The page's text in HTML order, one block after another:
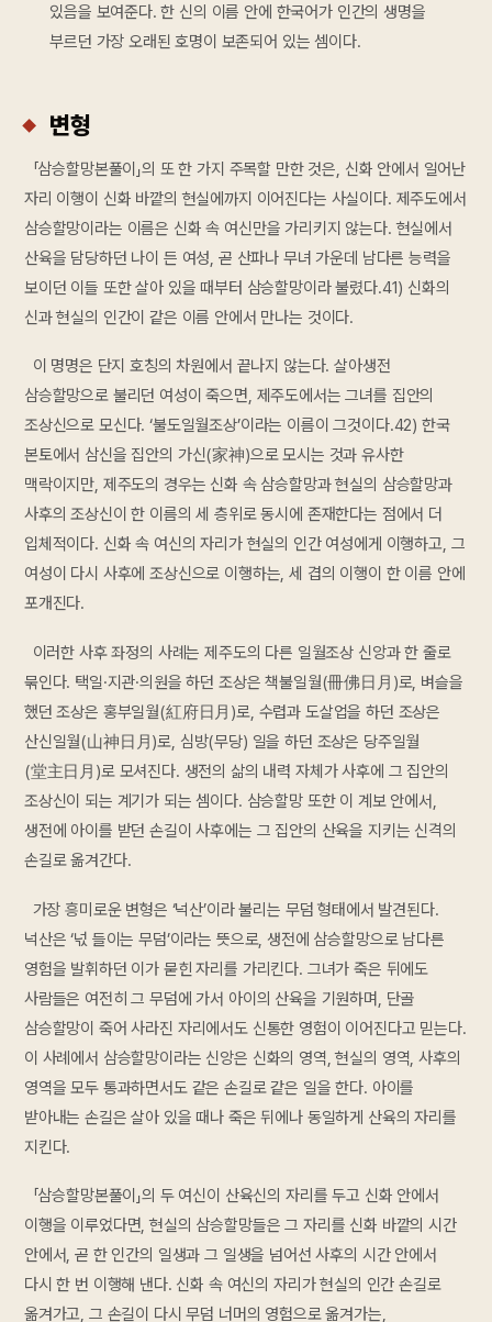
있음을 보여준다. 한 신의 이름 안에 한국어가 인간의 생명을
부르던 가장 오래된 호명이 보존되어 있는 셈이다.
변형
「삼승할망본풀이」의 또 한 가지 주목할 만한 것은, 신화 안에서 일어난
자리 이행이 신화 바깥의 현실에까지 이어진다는 사실이다. 제주도에서
삼승할망이라는 이름은 신화 속 여신만을 가리키지 않는다. 현실에서
산육을 담당하던 나이 든 여성, 곧 산파나 무녀 가운데 남다른 능력을
보이던 이들 또한 살아 있을 때부터 삼승할망이라 불렸다.41) 신화의
신과 현실의 인간이 같은 이름 안에서 만나는 것이다.
이 명명은 단지 호칭의 차원에서 끝나지 않는다. 살아생전
삼승할망으로 불리던 여성이 죽으면, 제주도에서는 그녀를 집안의
조상신으로 모신다. ‘불도일월조상’이라는 이름이 그것이다.42) 한국
본토에서 삼신을 집안의 가신(家神)으로 모시는 것과 유사한
맥락이지만, 제주도의 경우는 신화 속 삼승할망과 현실의 삼승할망과
사후의 조상신이 한 이름의 세 층위로 동시에 존재한다는 점에서 더
입체적이다. 신화 속 여신의 자리가 현실의 인간 여성에게 이행하고, 그
여성이 다시 사후에 조상신으로 이행하는, 세 겹의 이행이 한 이름 안에
포개진다.
이러한 사후 좌정의 사례는 제주도의 다른 일월조상 신앙과 한 줄로
묶인다. 택일·지관·의원을 하던 조상은 책불일월(冊佛日月)로, 벼슬을
했던 조상은 홍부일월(紅府日月)로, 수렵과 도살업을 하던 조상은
산신일월(山神日月)로, 심방(무당) 일을 하던 조상은 당주일월
(堂主日月)로 모셔진다. 생전의 삶의 내력 자체가 사후에 그 집안의
조상신이 되는 계기가 되는 셈이다. 삼승할망 또한 이 계보 안에서,
생전에 아이를 받던 손길이 사후에는 그 집안의 산육을 지키는 신격의
손길로 옮겨간다.
가장 흥미로운 변형은 ‘넉산’이라 불리는 무덤 형태에서 발견된다.
넉산은 ‘넋 들이는 무덤’이라는 뜻으로, 생전에 삼승할망으로 남다른
영험을 발휘하던 이가 묻힌 자리를 가리킨다. 그녀가 죽은 뒤에도
사람들은 여전히 그 무덤에 가서 아이의 산육을 기원하며, 단골
삼승할망이 죽어 사라진 자리에서도 신통한 영험이 이어진다고 믿는다.
이 사례에서 삼승할망이라는 신앙은 신화의 영역, 현실의 영역, 사후의
영역을 모두 통과하면서도 같은 손길로 같은 일을 한다. 아이를
받아내는 손길은 살아 있을 때나 죽은 뒤에나 동일하게 산육의 자리를
지킨다.
「삼승할망본풀이」의 두 여신이 산육신의 자리를 두고 신화 안에서
이행을 이루었다면, 현실의 삼승할망들은 그 자리를 신화 바깥의 시간
안에서, 곧 한 인간의 일생과 그 일생을 넘어선 사후의 시간 안에서
다시 한 번 이행해 낸다. 신화 속 여신의 자리가 현실의 인간 손길로
옮겨가고, 그 손길이 다시 무덤 너머의 영험으로 옮겨가는,